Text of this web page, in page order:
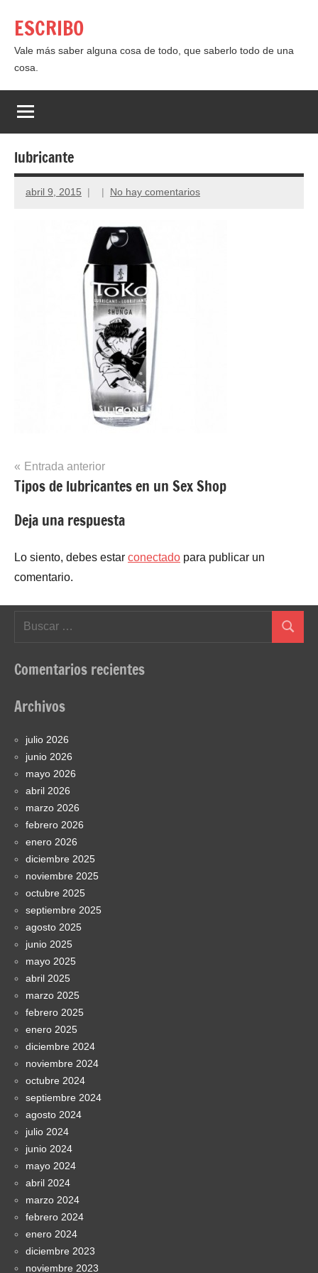
contenido
ESCRIBO
Vale más saber alguna cosa de todo, que saberlo todo de una
cosa.
lubricante
abril 9, 2015 No hay comentarios
Navegación
de
entradas
Entrada anterior
Tipos de lubricantes en un Sex Shop
Deja una respuesta
Lo siento, debes estar conectado para publicar un
comentario.
Buscar
Comentarios recientes
Archivos
julio 2026
junio 2026
mayo 2026
abril 2026
marzo 2026
febrero 2026
enero 2026
diciembre 2025
noviembre 2025
octubre 2025
septiembre 2025
agosto 2025
junio 2025
mayo 2025
abril 2025
marzo 2025
febrero 2025
enero 2025
diciembre 2024
noviembre 2024
octubre 2024
septiembre 2024
agosto 2024
julio 2024
junio 2024
mayo 2024
abril 2024
marzo 2024
febrero 2024
enero 2024
diciembre 2023
noviembre 2023